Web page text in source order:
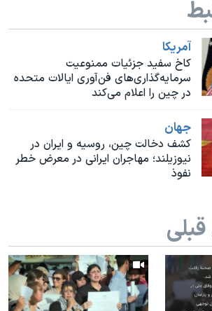
جایزه نوبل صلح
آمریکا «سی‌پک»
به چین
آمريکا
کاخ سفید جزئیات ممنوعیت
سرمایه‌گذاری‌های فن‌آوری ایالات متحده
در چین را اعلام می‌کند
جهان
کشف دخالت چین، روسیه و ایران در
نیوزیلند؛ مهاجران ایرانی در معرض خطر
نفوذ